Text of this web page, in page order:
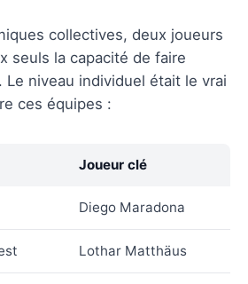
collectives, deux joueurs
seuls la capacité de faire
Le niveau individuel était le vrai
ces équipes :
Joueur clé
Diego Maradona
Lothar Matthäus